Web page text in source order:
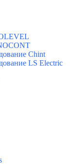
Chint
LS Electric